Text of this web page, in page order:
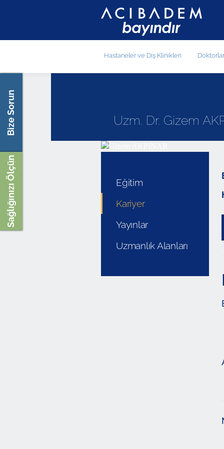
Hastaneler ve Diş Klinikleri Doktorlar
Bize Sorun
Sağlığınızı Ölçün
Uzm. Dr. Gizem
Eğitim
Kariyer
Yayınlar
Uzmanlık Alanları